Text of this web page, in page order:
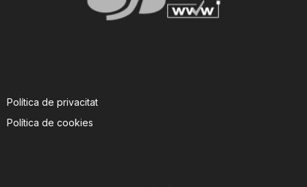
Política de privacitat
Política de cookies